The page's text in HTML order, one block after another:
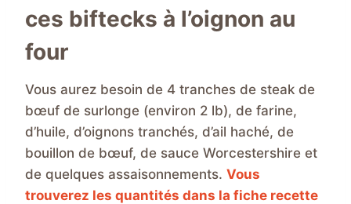
ces biftecks à l’oignon au
four
Vous aurez besoin de 4 tranches de steak de
bœuf de surlonge (environ 2 lb), de farine,
d’huile, d’oignons tranchés, d’ail haché, de
bouillon de bœuf, de sauce Worcestershire et
de quelques assaisonnements. Vous
trouverez les quantités dans la fiche recette